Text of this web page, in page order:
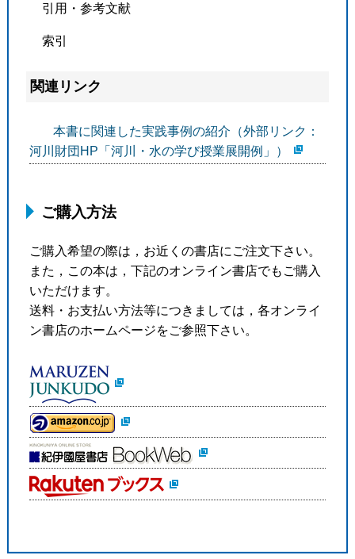
引用・参考文献
索引
関連リンク
本書に関連した実践事例の紹介（外部リンク：
河川財団HP「河川・水の学び授業展開例」）
ご購入方法
ご購入希望の際は，お近くの書店にご注文下さい。
また，この本は，下記のオンライン書店でもご購入
いただけます。
送料・お支払い方法等につきましては，各オンライ
ン書店のホームページをご参照下さい。